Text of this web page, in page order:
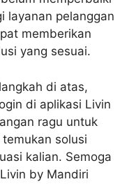
layanan pelanggan
memberikan
yang sesuai.
di atas,
di aplikasi Livin
ragu untuk
solusi
kalian. Semoga
by Mandiri